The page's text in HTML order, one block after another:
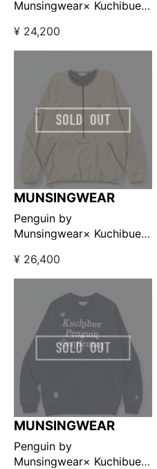
Munsingwear× Kuchibue
ートゴルフスウィングトッ
プ ブラック【GO/LOOK!限
¥ 24,200
MUNSINGWEAR
Penguin by
Munsingwear× Kuchibue
リティウォームプルオーバ
ージャケット ベージュ
【GO/LOOK!限定発売】
¥ 26,400
MUNSINGWEAR
Penguin by
Munsingwear× Kuchibue